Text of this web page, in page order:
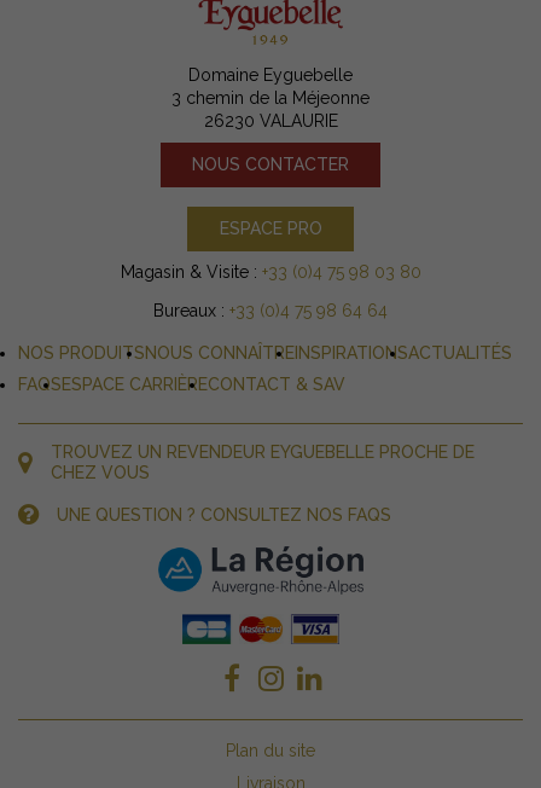
Domaine Eyguebelle
3 chemin de la Méjeonne
26230 VALAURIE
NOUS CONTACTER
ESPACE PRO
Magasin & Visite : +33 (0)4 75 98 03 80
Bureaux : +33 (0)4 75 98 64 64
NOS PRODUITSNOUS CONNAÎTRE INSPIRATIONSACTUALITÉS
FAQSESPACE CARRIÈRECONTACT & SAV
TROUVEZ UN REVENDEUR EYGUEBELLE PROCHE DE
CHEZ VOUS
UNE QUESTION ? CONSULTEZ NOS FAQS
Plan du site
Livraison